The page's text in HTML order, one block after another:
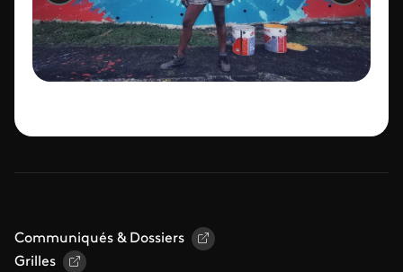
Communiqués & Dossiers
Grilles